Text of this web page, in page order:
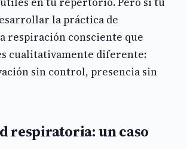
la práctica de
respiración consciente que
cualitativamente diferente:
sin control, presencia sin
respiratoria: un caso